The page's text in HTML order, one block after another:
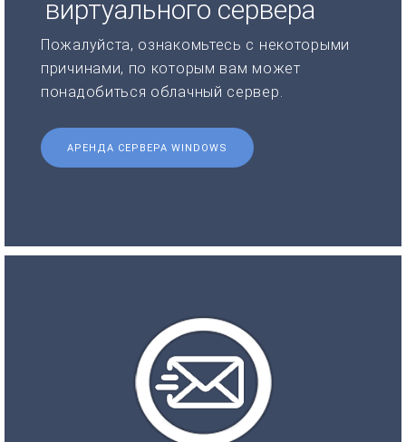
виртуального сервера
Пожалуйста, ознакомьтесь с некоторыми
причинами, по которым вам может
понадобиться облачный сервер.
АРЕНДА СЕРВЕРА WINDOWS